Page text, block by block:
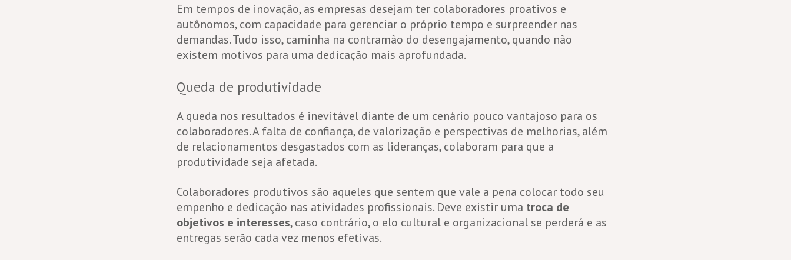
Em tempos de inovação, as empresas desejam ter colaboradores proativos e
autônomos, com capacidade para gerenciar o próprio tempo e surpreender nas
demandas. Tudo isso, caminha na contramão do desengajamento, quando não
existem motivos para uma dedicação mais aprofundada.
Queda de produtividade
A queda nos resultados é inevitável diante de um cenário pouco vantajoso para os
colaboradores. A falta de confiança, de valorização e perspectivas de melhorias, além
de relacionamentos desgastados com as lideranças, colaboram para que a
produtividade seja afetada.
Colaboradores produtivos são aqueles que sentem que vale a pena colocar todo seu
empenho e dedicação nas atividades profissionais. Deve existir uma troca de
objetivos e interesses, caso contrário, o elo cultural e organizacional se perderá e as
entregas serão cada vez menos efetivas.